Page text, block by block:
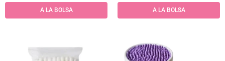
A LA BOLSA A LA BOLSA